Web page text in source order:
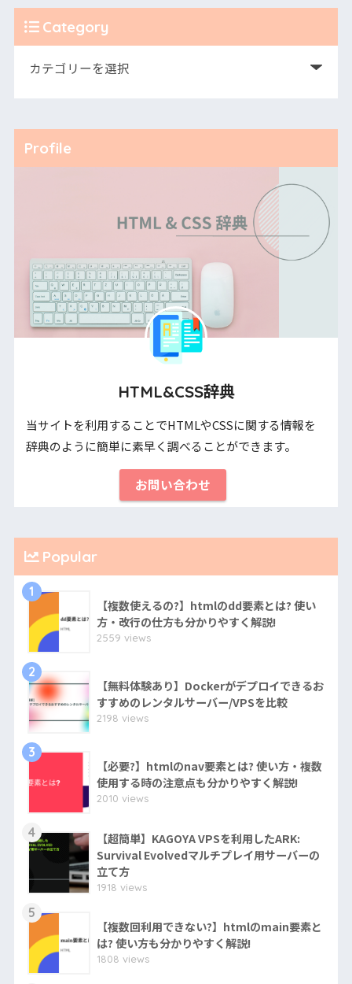
Category
Profile
HTML&CSS辞典
当サイトを利用することでHTMLやCSSに関する情報を
辞典のように簡単に素早く調べることができます。
お問い合わせ
Popular
1
【複数使えるの?】htmlのdd要素とは? 使い
方・改行の仕方も分かりやすく解説!
2559 views
2
【無料体験あり】Dockerがデプロイできるお
すすめのレンタルサーバー/VPSを比較
2198 views
3
【必要?】htmlのnav要素とは? 使い方・複数
使用する時の注意点も分かりやすく解説!
2010 views
4
【超簡単】KAGOYA VPSを利用したARK:
Survival Evolvedマルチプレイ用サーバーの
立て方
1918 views
5
【複数回利用できない?】htmlのmain要素と
は? 使い方も分かりやすく解説!
1808 views